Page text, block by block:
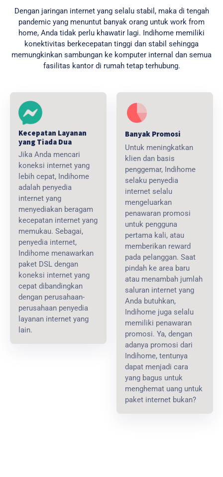
Dengan jaringan internet yang selalu stabil, maka di tengah
pandemic yang menuntut banyak orang untuk work from
home, Anda tidak perlu khawatir lagi. Indihome memiliki
konektivitas berkecepatan tinggi dan stabil sehingga
memungkinkan sambungan ke komputer internal dan semua
fasilitas kantor di rumah tetap terhubung.
Kecepatan Layanan
yang Tiada Dua
Jika Anda mencari
koneksi internet yang
lebih cepat, Indihome
adalah penyedia
internet yang
menyediakan beragam
kecepatan internet yang
memukau. Sebagai,
penyedia internet,
Indihome menawarkan
paket DSL dengan
koneksi internet yang
cepat dibandingkan
dengan perusahaan-
perusahaan penyedia
layanan internet yang
lain.
Banyak Promosi
Untuk meningkatkan
klien dan basis
penggemar, Indihome
selaku penyedia
internet selalu
mengeluarkan
penawaran promosi
untuk pengguna
pertama kali, atau
memberikan reward
pada pelanggan. Saat
pindah ke area baru
atau menambah jumlah
saluran internet yang
Anda butuhkan,
Indihome juga selalu
memiliki penawaran
promosi. Ya, dengan
adanya promosi dari
Indihome, tentunya
dapat menjadi cara
yang bagus untuk
menghemat uang untuk
paket internet bukan?